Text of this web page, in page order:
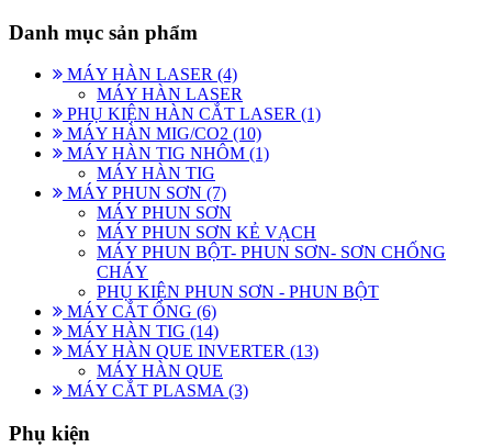
Danh mục sản phẩm
MÁY HÀN LASER (4)
MÁY HÀN LASER
PHỤ KIỆN HÀN CẮT LASER (1)
MÁY HÀN MIG/CO2 (10)
MÁY HÀN TIG NHÔM (1)
MÁY HÀN TIG
MÁY PHUN SƠN (7)
MÁY PHUN SƠN
MÁY PHUN SƠN KẺ VẠCH
MÁY PHUN BỘT- PHUN SƠN- SƠN CHỐNG
CHÁY
PHỤ KIỆN PHUN SƠN - PHUN BỘT
MÁY CẮT ỐNG (6)
MÁY HÀN TIG (14)
MÁY HÀN QUE INVERTER (13)
MÁY HÀN QUE
MÁY CẮT PLASMA (3)
Phụ kiện